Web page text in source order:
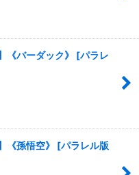
バーダック》 [パラレ
孫悟空》 [パラレル版